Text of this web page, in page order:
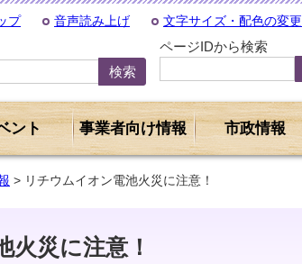
プ 音声読み上げ 文字サイズ・配色の変更
ページIDから検索
ント 事業者向け情報 市政情報
> リチウムイオン電池火災に注意！
火災に注意！